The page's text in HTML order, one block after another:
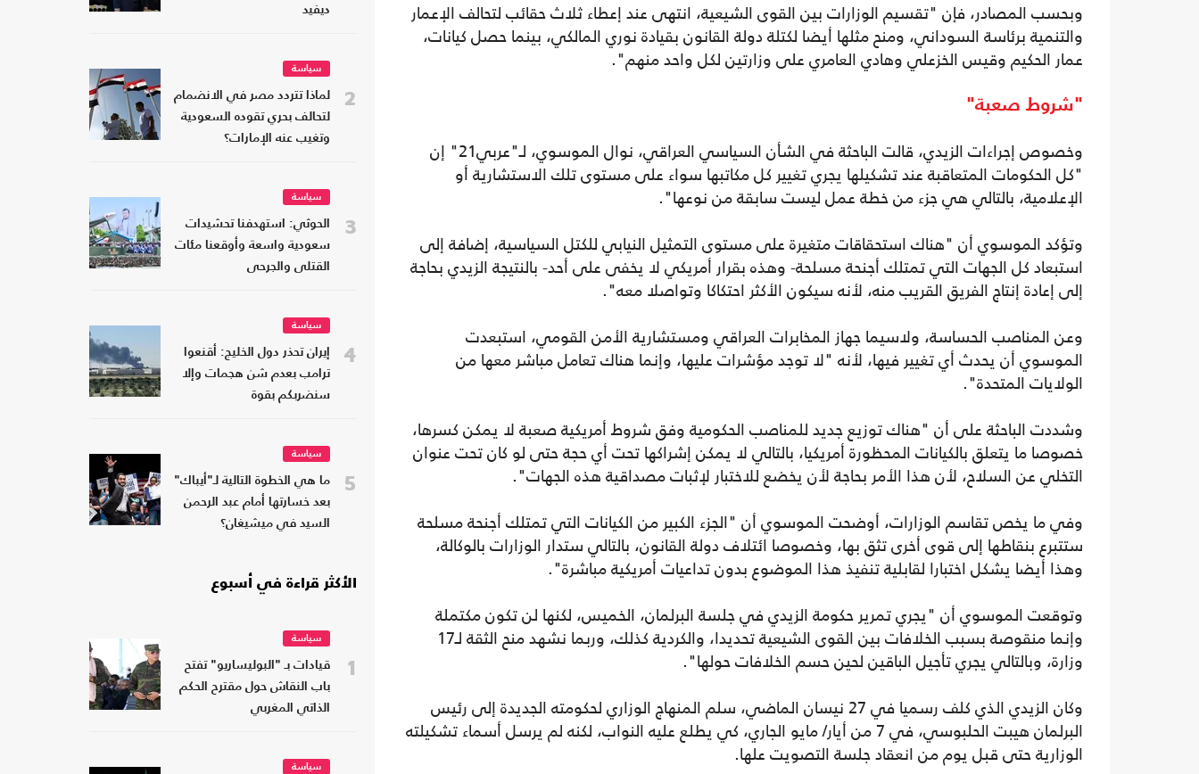
وبحسب المصادر، فإن "تقسيم الوزارات بين القوى الشيعية، انتهى عند إعطاء ثلاث حقائب لتحالف الإعمار
والتنمية برئاسة السوداني، ومنح مثلها أيضا لكتلة دولة القانون بقيادة نوري المالكي، بينما حصل كيانات،
عمار الحكيم وقيس الخزعلي وهادي العامري على وزارتين لكل واحد منهم".
"شروط صعبة"
وخصوص إجراءات الزيدي، قالت الباحثة في الشأن السياسي العراقي، نوال الموسوي، لـ"عربي21" إن
"كل الحكومات المتعاقبة عند تشكيلها يجري تغيير كل مكاتبها سواء على مستوى تلك الاستشارية أو
الإعلامية، بالتالي هي جزء من خطة عمل ليست سابقة من نوعها".
وتؤكد الموسوي أن "هناك استحقاقات متغيرة على مستوى التمثيل النيابي للكتل السياسية، إضافة إلى
استبعاد كل الجهات التي تمتلك أجنحة مسلحة- وهذه بقرار أمريكي لا يخفى على أحد- بالنتيجة الزيدي بحاجة
إلى إعادة إنتاج الفريق القريب منه، لأنه سيكون الأكثر احتكاكا وتواصلا معه".
وعن المناصب الحساسة، ولاسيما جهاز المخابرات العراقي ومستشارية الأمن القومي، استبعدت
الموسوي أن يحدث أي تغيير فيها، لأنه "لا توجد مؤشرات عليها، وإنما هناك تعامل مباشر معها من
الولايات المتحدة".
وشددت الباحثة على أن "هناك توزيع جديد للمناصب الحكومية وفق شروط أمريكية صعبة لا يمكن كسرها،
خصوصا ما يتعلق بالكيانات المحظورة أمريكيا، بالتالي لا يمكن إشراكها تحت أي حجة حتى لو كان تحت عنوان
التخلي عن السلاح، لأن هذا الأمر بحاجة لأن يخضع للاختبار لإثبات مصداقية هذه الجهات".
وفي ما يخص تقاسم الوزارات، أوضحت الموسوي أن "الجزء الكبير من الكيانات التي تمتلك أجنحة مسلحة
ستتبرع بنقاطها إلى قوى أخرى تثق بها، وخصوصا ائتلاف دولة القانون، بالتالي ستدار الوزارات بالوكالة،
وهذا أيضا يشكل اختبارا لقابلية تنفيذ هذا الموضوع بدون تداعيات أمريكية مباشرة".
وتوقعت الموسوي أن "يجري تمرير حكومة الزيدي في جلسة البرلمان، الخميس، لكنها لن تكون مكتملة
وإنما منقوصة بسبب الخلافات بين القوى الشيعية تحديدا، والكردية كذلك، وربما نشهد منح الثقة لـ17
وزارة، وبالتالي يجري تأجيل الباقين لحين حسم الخلافات حولها".
وكان الزيدي الذي كلف رسميا في 27 نيسان الماضي، سلم المنهاج الوزاري لحكومته الجديدة إلى رئيس
البرلمان هيبت الحلبوسي، في 7 من أيار/ مايو الجاري، كي يطلع عليه النواب، لكنه لم يرسل أسماء تشكيلته
الوزارية حتى قبل يوم من انعقاد جلسة التصويت علها.
ديفيد
2
سياسة
لماذا تتردد مصر في الانضمام
لتحالف بحري تقوده السعودية
وتغيب عنه الإمارات؟
3
سياسة
الحوثي: استهدفنا تحشيدات
سعودية واسعة وأوقعنا مئات
القتلى والجرحى
4
سياسة
إيران تحذر دول الخليج: أقنعوا
ترامب بعدم شن هجمات وإلا
سنضربكم بقوة
5
سياسة
ما هي الخطوة التالية لـ"أيباك"
بعد خسارتها أمام عبد الرحمن
السيد في ميشيغان؟
الأكثر قراءة في أسبوع
1
سياسة
قيادات بـ "البوليساريو" تفتح
باب النقاش حول مقترح الحكم
الذاتي المغربي
سياسة